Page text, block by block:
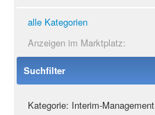
alle Kategorien
Anzeigen im Marktplatz:
Suchfilter
Kategorie: Interim-Management